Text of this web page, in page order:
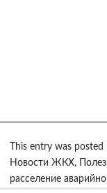
This entry was posted
Новости ЖКХ,
расселение